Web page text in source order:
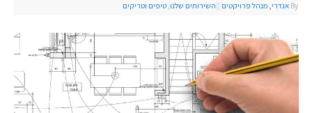
By אנדרי, מנהל פרויקטים |
|השירותים שלנו, טיפים וטריקים